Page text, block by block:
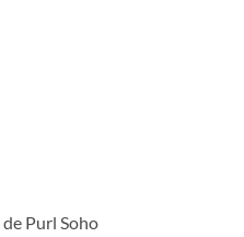
de Purl Soho